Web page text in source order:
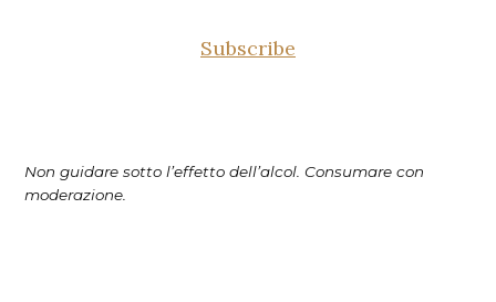
Subscribe
Non guidare sotto l’effetto dell’alcol. Consumare con
moderazione.